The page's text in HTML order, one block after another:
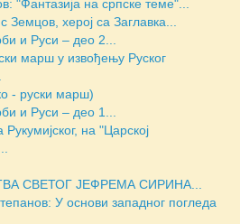
"Фантазија на српске теме"...
херој са Заглавка...
и Руси – део 2...
марш у извођењу Руског
- руски марш)
и Руси – део 1...
на "Царској
СВЕТОГ ЈЕФРЕМА СИРИНА...
У основи западног погледа